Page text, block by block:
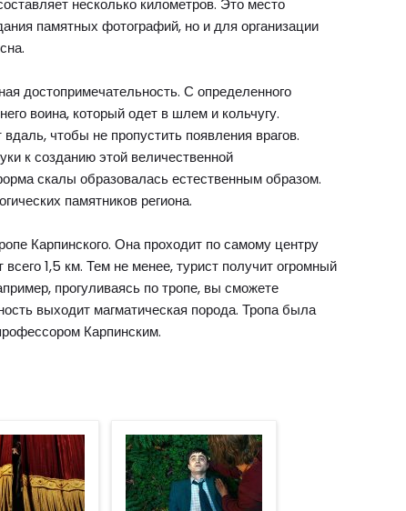
несколько километров. Это место
памятных фотографий, но и для организации
достопримечательность. С определенного
воина, который одет в шлем и кольчугу.
чтобы не пропустить появления врагов.
к созданию этой величественной
скалы образовалась естественным образом.
памятников региона.
Карпинского. Она проходит по самому центру
1,5 км. Тем не менее, турист получит огромный
прогуливаясь по тропе, вы сможете
выходит магматическая порода. Тропа была
Карпинским.